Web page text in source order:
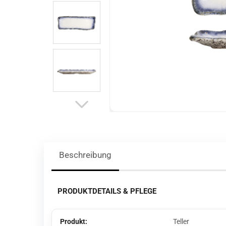
Beschreibung
PRODUKTDETAILS & PFLEGE
Produkt: Teller